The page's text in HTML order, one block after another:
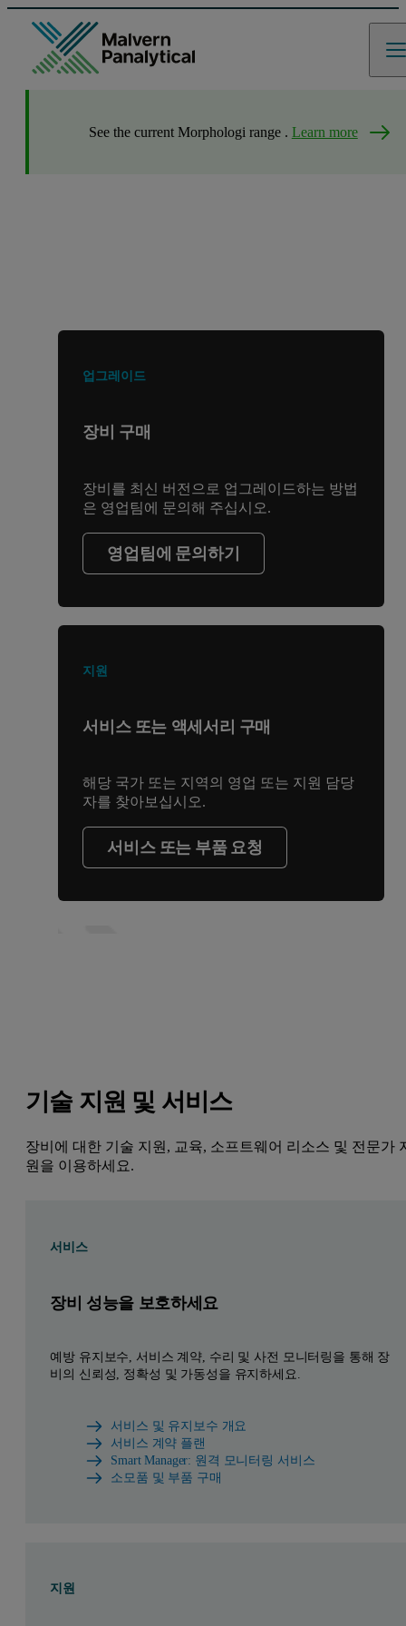
See the current Morphologi range . Learn more
업그레이드
장비 구매
장비를 최신 버전으로 업그레이드하는 방법
은 영업팀에 문의해 주십시오.
영업팀에 문의하기
지원
서비스 또는 액세서리 구매
해당 국가 또는 지역의 영업 또는 지원 담당
자를 찾아보십시오.
서비스 또는 부품 요청
기술 지원 및 서비스
장비에 대한 기술 지원, 교육, 소프트웨어 리소스 및 전문가
원을 이용하세요.
서비스
장비 성능을 보호하세요
예방 유지보수, 서비스 계약, 수리 및 사전 모니터링을 통해 장
비의 신뢰성, 정확성 및 가동성을 유지하세요.
서비스 및 유지보수 개요
서비스 계약 플랜
Smart Manager: 원격 모니터링 서비스
소모품 및 부품 구매
지원